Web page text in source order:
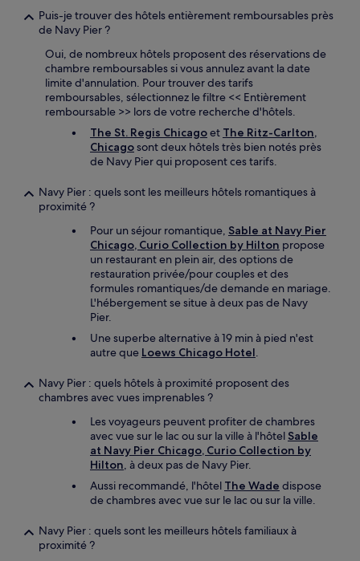
Puis-je trouver des hôtels entièrement remboursables près
de Navy Pier ?
Oui, de nombreux hôtels proposent des réservations de
chambre remboursables si vous annulez avant la date
limite d'annulation. Pour trouver des tarifs
remboursables, sélectionnez le filtre << Entièrement
remboursable >> lors de votre recherche d'hôtels.
The St. Regis Chicagoet The Ritz-Carlton,
Chicagosont deux hôtels très bien notés près
de Navy Pier qui proposent ces tarifs.
Navy Pier : quels sont les meilleurs hôtels romantiques à
proximité ?
Pour un séjour romantique, Sable at Navy Pier
Chicago, Curio Collection by Hilton propose
un restaurant en plein air, des options de
restauration privée/pour couples et des
formules romantiques/de demande en mariage.
L'hébergement se situe à deux pas de Navy
Pier.
Une superbe alternative à 19 min à pied n'est
autre que Loews Chicago Hotel.
Navy Pier : quels hôtels à proximité proposent des
chambres avec vues imprenables ?
Les voyageurs peuvent profiter de chambres
avec vue sur le lac ou sur la ville à l'hôtel Sable
at Navy Pier Chicago, Curio Collection by
Hilton, à deux pas de Navy Pier.
Aussi recommandé, l'hôtel The Wade dispose
de chambres avec vue sur le lac ou sur la ville.
Navy Pier : quels sont les meilleurs hôtels familiaux à
proximité ?